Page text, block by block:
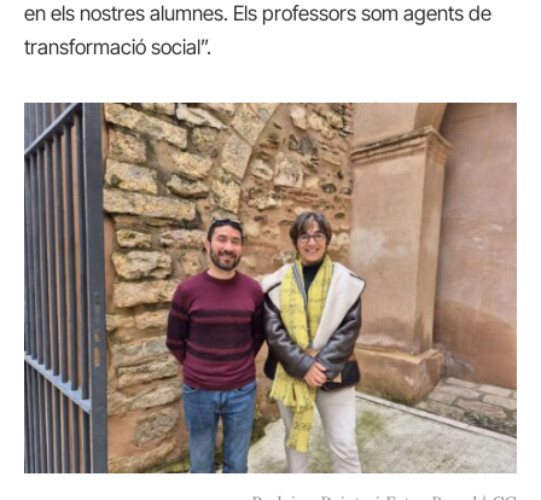
en els nostres alumnes. Els professors som agents de
transformació social”.